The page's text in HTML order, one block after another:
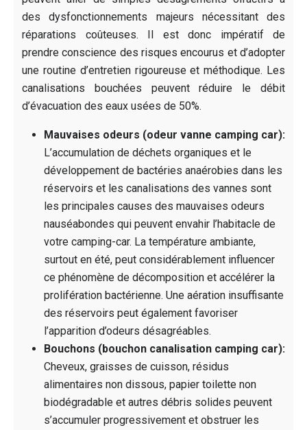
des dysfonctionnements majeurs nécessitant des
réparations coûteuses. Il est donc impératif de
prendre conscience des risques encourus et d’adopter
une routine d’entretien rigoureuse et méthodique. Les
canalisations bouchées peuvent réduire le débit
d’évacuation des eaux usées de 50%.
Mauvaises odeurs (odeur vanne camping car):
L’accumulation de déchets organiques et le
développement de bactéries anaérobies dans les
réservoirs et les canalisations des vannes sont
les principales causes des mauvaises odeurs
nauséabondes qui peuvent envahir l’habitacle de
votre camping-car. La température ambiante,
surtout en été, peut considérablement influencer
ce phénomène de décomposition et accélérer la
prolifération bactérienne. Une aération insuffisante
des réservoirs peut également favoriser
l’apparition d’odeurs désagréables.
Bouchons (bouchon canalisation camping car):
Cheveux, graisses de cuisson, résidus
alimentaires non dissous, papier toilette non
biodégradable et autres débris solides peuvent
s’accumuler progressivement et obstruer les